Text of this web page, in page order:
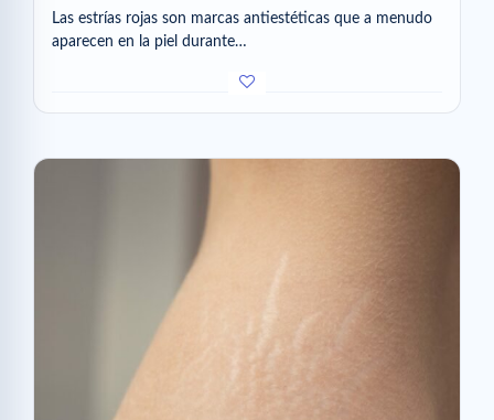
Las estrías rojas son marcas antiestéticas que a menudo
aparecen en la piel durante…